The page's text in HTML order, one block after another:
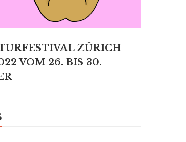
ZÜRICH
VOM 26. BIS 30.